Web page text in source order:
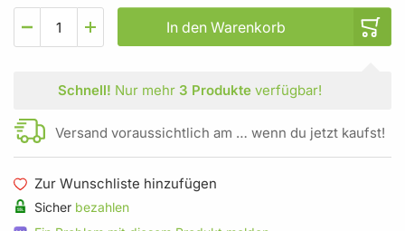
In den Warenkorb
Schnell! Nur mehr 3 Produkteverfügbar!
Versand voraussichtlich am … wenn du jetzt kaufst!
Zur Wunschliste hinzufügen
Sicher bezahlen